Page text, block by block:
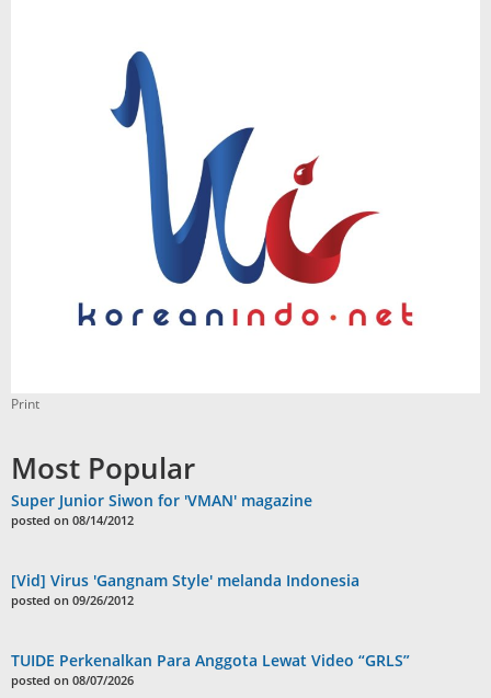
Print
Most Popular
Super Junior Siwon for 'VMAN' magazine
posted on 08/14/2012
[Vid] Virus 'Gangnam Style' melanda Indonesia
posted on 09/26/2012
TUIDE Perkenalkan Para Anggota Lewat Video “GRLS”
posted on 08/07/2026